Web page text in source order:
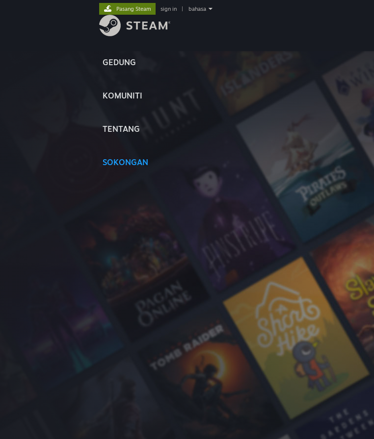
GEDUNG
KOMUNITI
TENTANG
SOKONGAN
Pasang Steam sign in bahasa